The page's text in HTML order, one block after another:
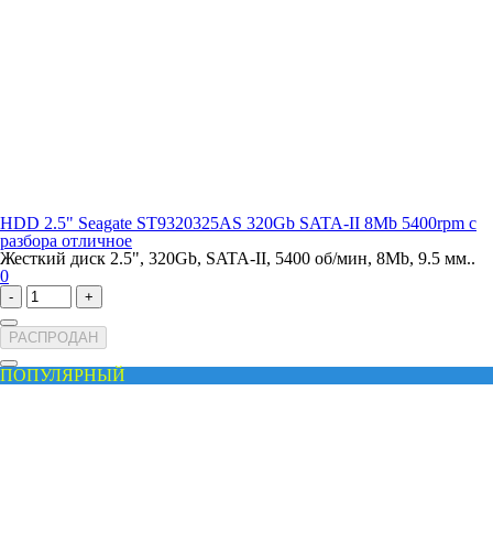
HDD 2.5" Seagate ST9320325AS 320Gb SATA-II 8Mb 5400rpm с
разбора отличное
Жесткий диск 2.5", 320Gb, SATA-II, 5400 об/мин, 8Mb, 9.5 мм..
0
- +
РАСПРОДАН
ПОПУЛЯРНЫЙ